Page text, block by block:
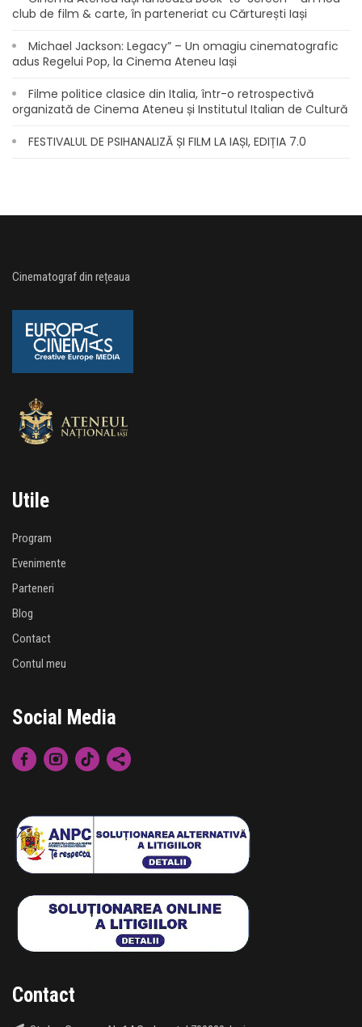
club de film & carte, în parteneriat cu Cărturești Iași
Michael Jackson: Legacy” – Un omagiu cinematografic
adus Regelui Pop, la Cinema Ateneu Iași
Filme politice clasice din Italia, într-o retrospectivă
organizată de Cinema Ateneu și Institutul Italian de Cultură
FESTIVALUL DE PSIHANALIZĂ ȘI FILM LA IAȘI, EDIȚIA 7.0
Cinematograf din rețeaua
Utile
Program
Evenimente
Parteneri
Blog
Contact
Contul meu
Social Media
Contact